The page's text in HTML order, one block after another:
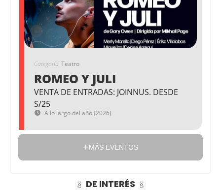
Categoría Teatro
ROMEO Y JULI
VENTA DE ENTRADAS: JOINNUS. DESDE
S/25
A lo largo del año (2026)
MÁS EVENTOS
DE INTERÉS